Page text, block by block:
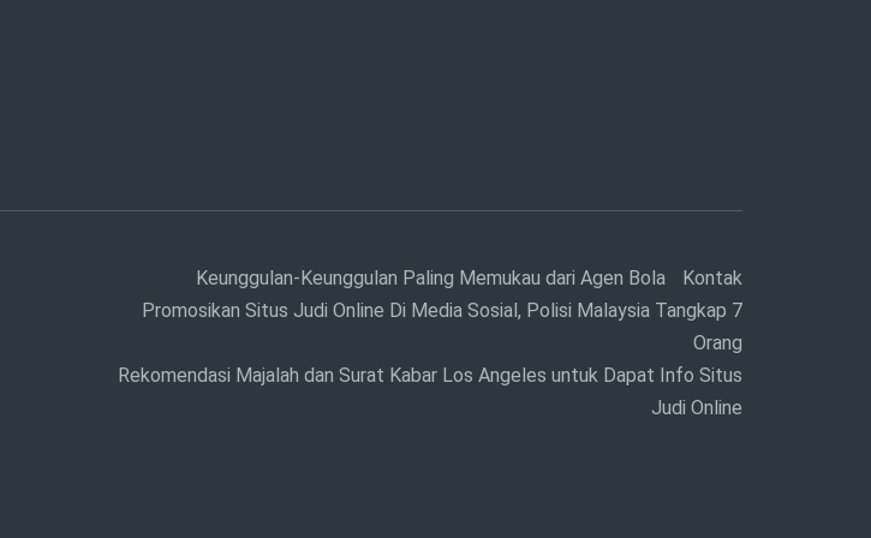
Keunggulan-Keunggulan Paling Memukau dari Agen Bola
Kontak
Promosikan Situs Judi Online Di Media Sosial, Polisi Malaysia Tangkap 7
Orang
Rekomendasi Majalah dan Surat Kabar Los Angeles untuk Dapat Info Situs
Judi Online